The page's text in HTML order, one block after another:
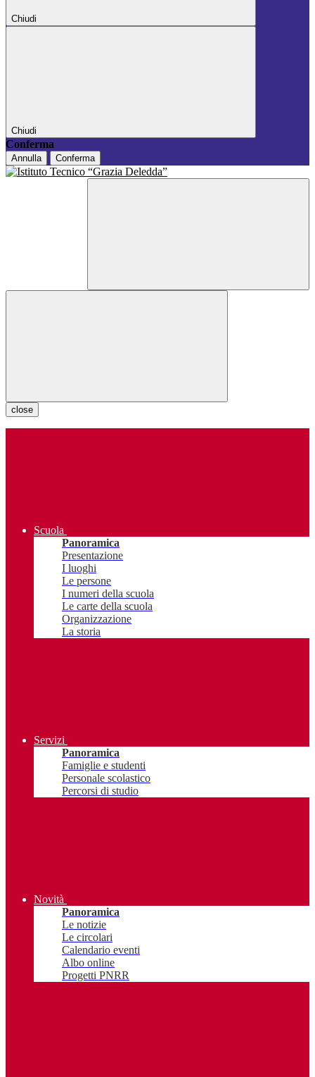
Chiudi
Chiudi
Conferma
Annulla Conferma
close
Scuola
Panoramica
Presentazione
I luoghi
Le persone
I numeri della scuola
Le carte della scuola
Organizzazione
La storia
Servizi
Panoramica
Famiglie e studenti
Personale scolastico
Percorsi di studio
Novità
Panoramica
Le notizie
Le circolari
Calendario eventi
Albo online
Progetti PNRR